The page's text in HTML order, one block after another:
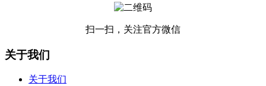
扫一扫，关注官方微信
关于我们
关于我们